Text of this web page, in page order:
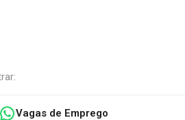
Vagas de Emprego